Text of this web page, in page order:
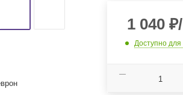
1 040₽
Доступно для